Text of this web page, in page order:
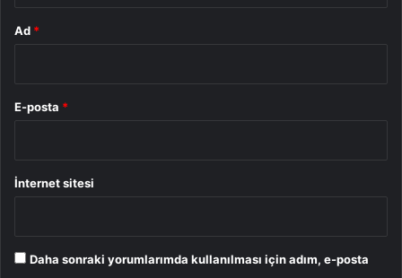
Ad *
E-posta *
İnternet sitesi
Daha sonraki yorumlarımda kullanılması için adım, e-posta